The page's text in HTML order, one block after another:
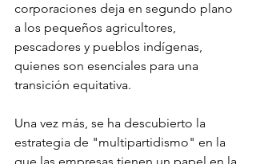
corporaciones deja en segundo plano
a los pequeños agricultores,
pescadores y pueblos indígenas,
quienes son esenciales para una
transición equitativa.
Una vez más, se ha descubierto la
estrategia de "multipartidismo" en la